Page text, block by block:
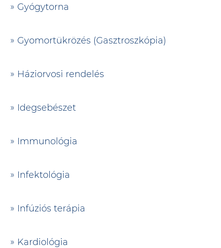
Gyógytorna
Gyomortükrözés (Gasztroszkópia)
Háziorvosi rendelés
Idegsebészet
Immunológia
Infektológia
Infúziós terápia
Kardiológia